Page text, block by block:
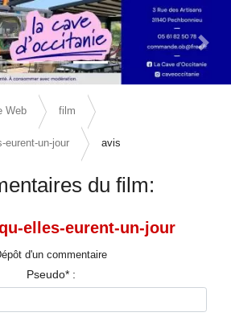
Next
Web film
eurent-un-jour avis
du film:
elles-eurent-un-jour
d'un commentaire
Pseudo* :